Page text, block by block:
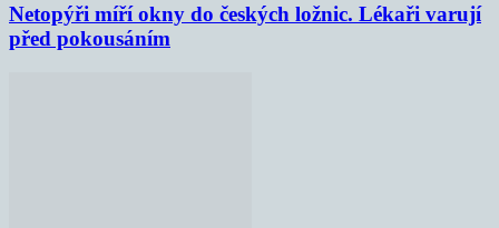
Netopýři míří okny do českých ložnic. Lékaři varují
před pokousáním